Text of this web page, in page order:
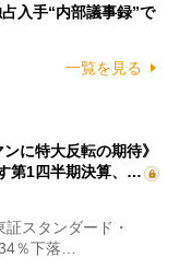
入手“内部議事録”で
一覧を見る
に特大反転の期待》
第1四半期決算、…
スタンダード・
％下落…